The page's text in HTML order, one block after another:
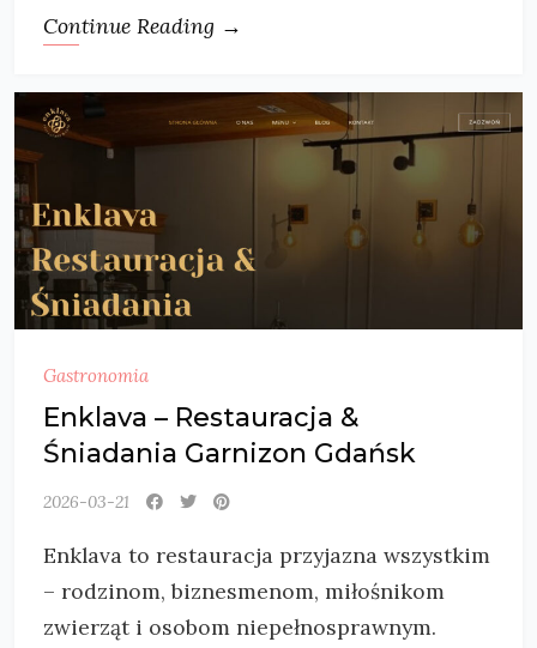
Continue Reading →
Gastronomia
Enklava – Restauracja &
Śniadania Garnizon Gdańsk
2026-03-21
Enklava to restauracja przyjazna wszystkim
– rodzinom, biznesmenom, miłośnikom
zwierząt i osobom niepełnosprawnym.